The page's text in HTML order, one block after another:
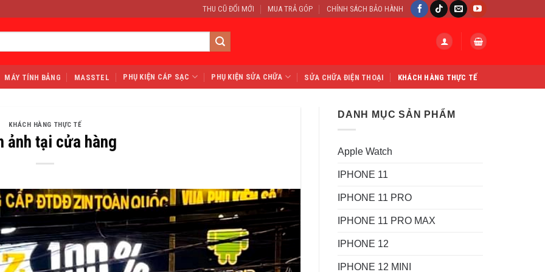
THU CŨ ĐỔI MỚI MUA TRẢ GÓP CHÍNH SÁCH BẢO HÀNH
MÁY TÍNH BẢNG MASSTEL PHỤ KIỆN CÁP SẠC PHỤ KIỆN SỬA CHỮA SỬA CHỮA ĐIỆN THOẠI KHÁCH HÀNG THỰC TẾ
KHÁCH HÀNG THỰC TẾ
ảnh tại cửa hàng
DANH MỤC SẢN PHẨM
Apple Watch
IPHONE 11
IPHONE 11 PRO
IPHONE 11 PRO MAX
IPHONE 12
IPHONE 12 MINI